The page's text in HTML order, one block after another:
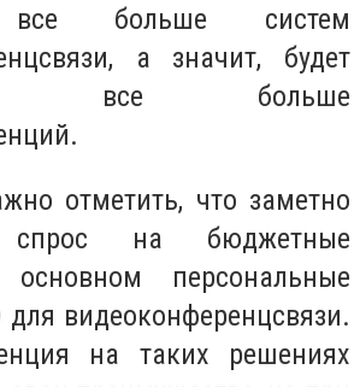
все больше систем
а значит, будет
все больше
отметить, что заметно
спрос на бюджетные
персональные
видеоконференцсвязи.
на таких решениях